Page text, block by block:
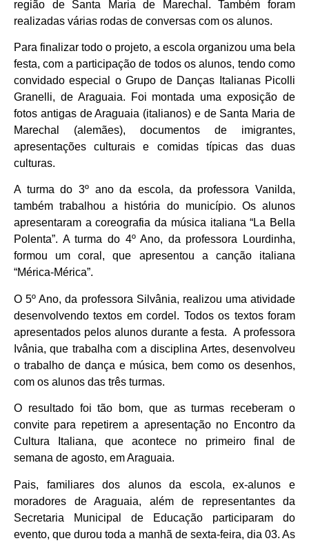
região de Santa Maria de Marechal. Também foram
realizadas várias rodas de conversas com os alunos.
Para finalizar todo o projeto, a escola organizou uma bela
festa, com a participação de todos os alunos, tendo como
convidado especial o Grupo de Danças Italianas Picolli
Granelli, de Araguaia. Foi montada uma exposição de
fotos antigas de Araguaia (italianos) e de Santa Maria de
Marechal (alemães), documentos de imigrantes,
apresentações culturais e comidas típicas das duas
culturas.
A turma do 3º ano da escola, da professora Vanilda,
também trabalhou a história do município. Os alunos
apresentaram a coreografia da música italiana “La Bella
Polenta”. A turma do 4º Ano, da professora Lourdinha,
formou um coral, que apresentou a canção italiana
“Mérica-Mérica”.
O 5º Ano, da professora Silvânia, realizou uma atividade
desenvolvendo textos em cordel. Todos os textos foram
apresentados pelos alunos durante a festa. A professora
Ivânia, que trabalha com a disciplina Artes, desenvolveu
o trabalho de dança e música, bem como os desenhos,
com os alunos das três turmas.
O resultado foi tão bom, que as turmas receberam o
convite para repetirem a apresentação no Encontro da
Cultura Italiana, que acontece no primeiro final de
semana de agosto, em Araguaia.
Pais, familiares dos alunos da escola, ex-alunos e
moradores de Araguaia, além de representantes da
Secretaria Municipal de Educação participaram do
evento, que durou toda a manhã de sexta-feira, dia 03. As